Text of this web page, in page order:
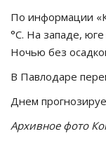
СПОРТ
Чек-лист
РАЗВЛЕЧЕНИЯ
OFFICIAL
По информации
°C. На западе,
Ночью без
В Павлодаре
Днем
Архивное фото